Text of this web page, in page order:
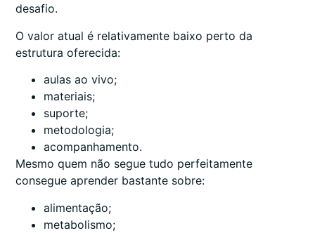
desafio.
O valor atual é relativamente baixo perto da
estrutura oferecida:
aulas ao vivo;
materiais;
suporte;
metodologia;
acompanhamento.
Mesmo quem não segue tudo perfeitamente
consegue aprender bastante sobre:
alimentação;
metabolismo;